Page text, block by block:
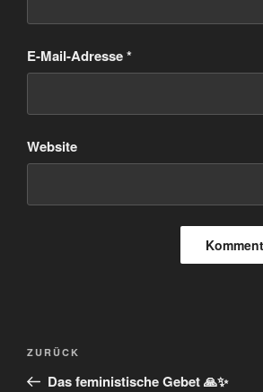
E-Mail-Adresse*
Website
Beitragsnavigation
Vorheriger
Beitrag
ZURÜCK
Das feministische Gebet 🙏✨